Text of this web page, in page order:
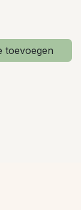
toevoegen